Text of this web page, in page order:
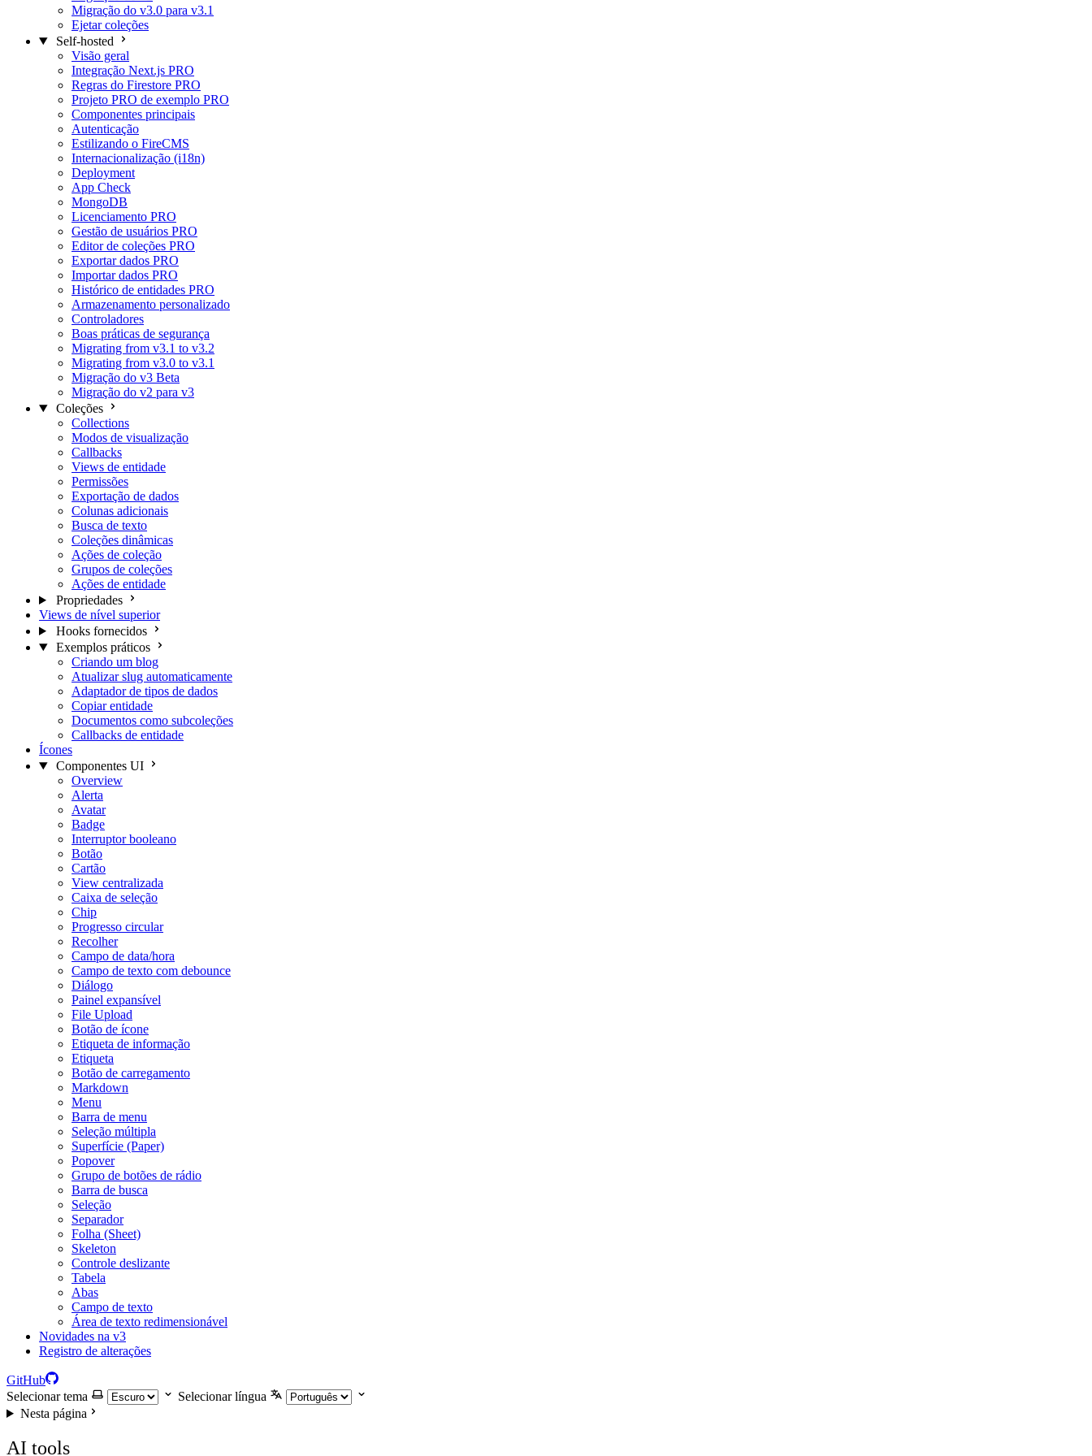
Migração do v3.0 para v3.1
Ejetar coleções
Self-hosted
Visão geral
Integração Next.js PRO
Regras do Firestore PRO
Projeto PRO de exemplo PRO
Componentes principais
Autenticação
Estilizando o FireCMS
Internacionalização (i18n)
Deployment
App Check
MongoDB
Licenciamento PRO
Gestão de usuários PRO
Editor de coleções PRO
Exportar dados PRO
Importar dados PRO
Histórico de entidades PRO
Armazenamento personalizado
Controladores
Boas práticas de segurança
Migrating from v3.1 to v3.2
Migrating from v3.0 to v3.1
Migração do v3 Beta
Migração do v2 para v3
Coleções
Collections
Modos de visualização
Callbacks
Views de entidade
Permissões
Exportação de dados
Colunas adicionais
Busca de texto
Coleções dinâmicas
Ações de coleção
Grupos de coleções
Ações de entidade
Propriedades
Views de nível superior
Hooks fornecidos
Exemplos práticos
Criando um blog
Atualizar slug automaticamente
Adaptador de tipos de dados
Copiar entidade
Documentos como subcoleções
Callbacks de entidade
Ícones
Componentes UI
Overview
Alerta
Avatar
Badge
Interruptor booleano
Botão
Cartão
View centralizada
Caixa de seleção
Chip
Progresso circular
Recolher
Campo de data/hora
Campo de texto com debounce
Diálogo
Painel expansível
File Upload
Botão de ícone
Etiqueta de informação
Etiqueta
Botão de carregamento
Markdown
Menu
Barra de menu
Seleção múltipla
Superfície (Paper)
Popover
Grupo de botões de rádio
Barra de busca
Seleção
Separador
Folha (Sheet)
Skeleton
Controle deslizante
Tabela
Abas
Campo de texto
Área de texto redimensionável
Novidades na v3
Registro de alterações
GitHub
Selecionar tema
Selecionar língua
Nesta página
AI tools